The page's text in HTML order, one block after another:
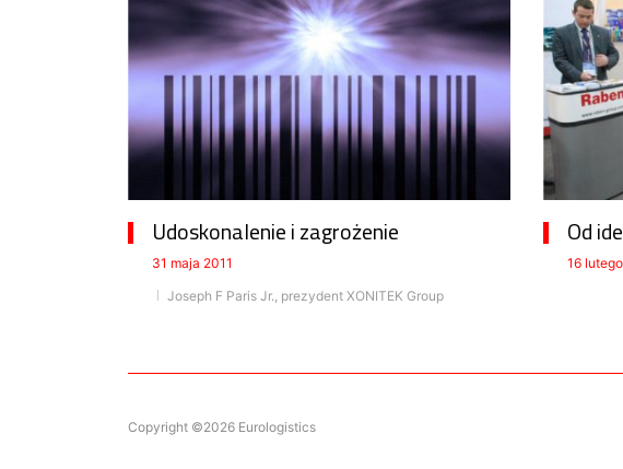
Udoskonalenie i zagrożenie
31 maja 2011
Joseph F Paris Jr., prezydent XONITEK Group
Od
16
Copyright ©2026 Eurologistics